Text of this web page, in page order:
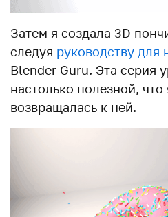
Затем я создала 3D
следуя руководству
Blender Guru. Эта серия
настолько полезной, что
возвращалась к ней.